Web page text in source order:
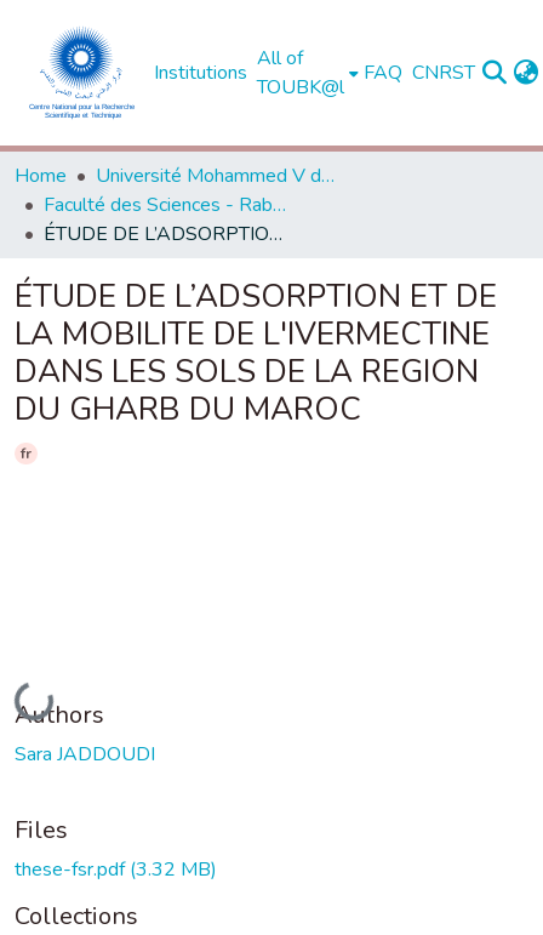
Institutions
All of
TOUBK@l
FAQ CNRST
Home
Université Mohammed V de Rabat
Faculté des Sciences - Rabat
ÉTUDE DE L’ADSORPTION ET DE LA MOBILITE DE L'IVERMECTINE DANS LES SOLS DE LA REGION DU GHARB DU MAROC
ÉTUDE DE L’ADSORPTION ET DE
LA MOBILITE DE L'IVERMECTINE
DANS LES SOLS DE LA REGION
DU GHARB DU MAROC
fr
Loading...
Authors
Sara JADDOUDI
Files
these-fsr.pdf(3.32 MB)
Collections